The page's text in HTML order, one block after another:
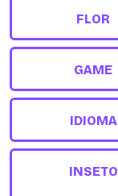
FLOR
GAME
IDIOMA
INSETO